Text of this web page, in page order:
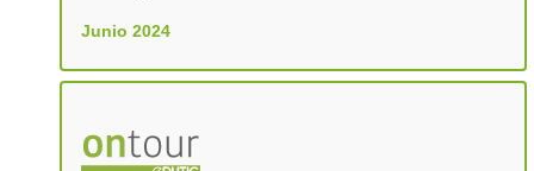
Junio 2024